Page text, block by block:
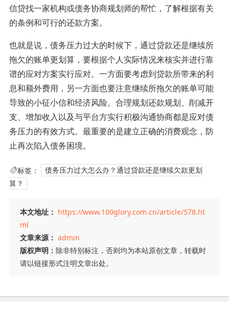
信贷找一家机构或债务协商规划师的帮忙，了解根据有关
的条例和可行的还款方案。
也就是说，债务压力过大的时候下，通过贷款还是继续所
拖欠的账单更划算，要根据个人实际情况来核实并进行靠
谱的应对方案实行应对。一方面要考虑到贷款所带来的利
息和额外费用，另一方面也要注意继续所拖欠的账单可能
导致的小征小信和经济风险。合理规划还款规划、削减开
支、增加收入以及与平台方实行积极沟通协商都是应对债
务压力的有效方式。最重要的是建立正确的消费观念，防
止再次陷入债务困境。
标签：
债务压力过大怎么办？通过贷款还是继续欠款更划
算？
本文地址： https://www.100glory.com.cn/article/578.ht
ml
文章来源： admin
版权声明： 除非特别标注，否则均为本站原创文章，转载时
请以链接形式注明文章出处。